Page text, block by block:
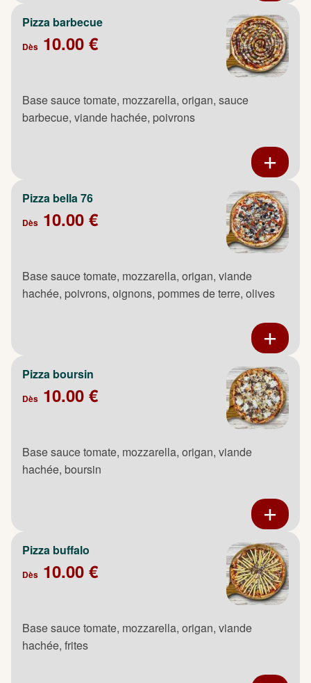
Pizza barbecue
Dès 10.00 €
Base sauce tomate, mozzarella, origan, sauce
barbecue, viande hachée, poivrons
Pizza bella 76
Dès 10.00 €
Base sauce tomate, mozzarella, origan, viande
hachée, poivrons, oignons, pommes de terre, olives
Pizza boursin
Dès 10.00 €
Base sauce tomate, mozzarella, origan, viande
hachée, boursin
Pizza buffalo
Dès 10.00 €
Base sauce tomate, mozzarella, origan, viande
hachée, frites